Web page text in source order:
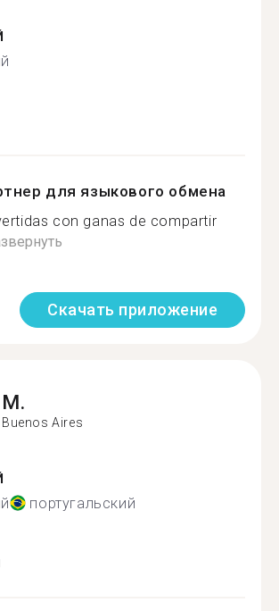
для языкового обмена
con ganas de compartir
Скачать приложение
M.
Buenos Aires
португальский